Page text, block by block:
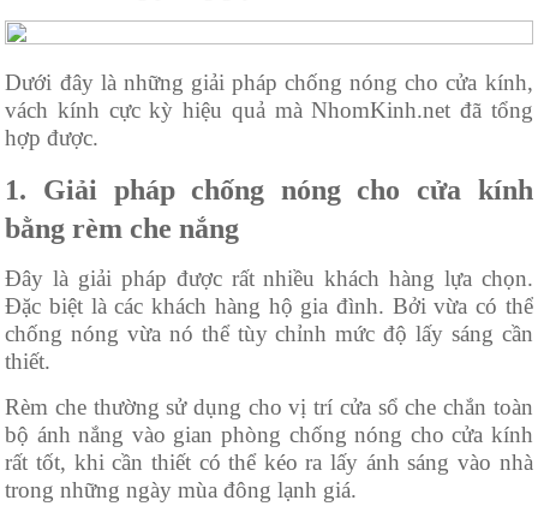
Dưới đây là những giải pháp chống nóng cho cửa kính,
vách kính cực kỳ hiệu quả mà NhomKinh.net đã tổng
hợp được.
1. Giải pháp chống nóng cho cửa kính
bằng rèm che nắng
Đây là giải pháp được rất nhiều khách hàng lựa chọn.
Đặc biệt là các khách hàng hộ gia đình. Bởi vừa có thể
chống nóng vừa nó thể tùy chỉnh mức độ lấy sáng cần
thiết.
Rèm che thường sử dụng cho vị trí cửa sổ che chắn toàn
bộ ánh nắng vào gian phòng chống nóng cho cửa kính
rất tốt, khi cần thiết có thể kéo ra lấy ánh sáng vào nhà
trong những ngày mùa đông lạnh giá.